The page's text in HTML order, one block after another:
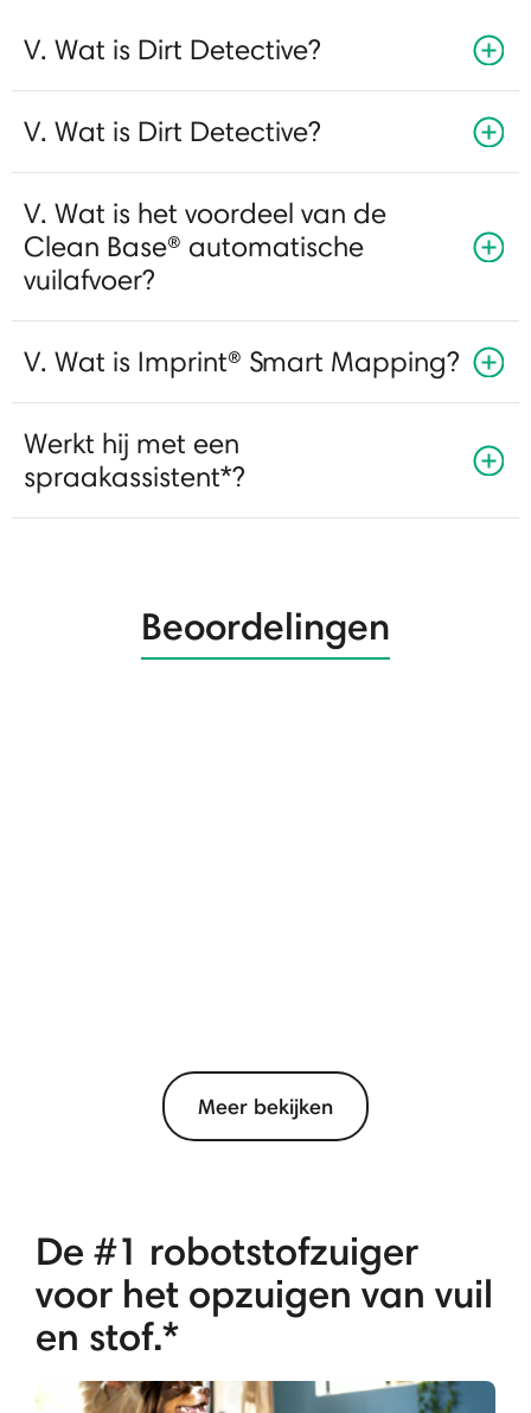
V. Wat is Dirt Detective?
V. Wat is Dirt Detective?
V. Wat is het voordeel van de
Clean Base® automatische
vuilafvoer?
V. Wat is Imprint® Smart Mapping?
Werkt hij met een
spraakassistent*?
Beoordelingen
Meer bekijken
De #1 robotstofzuiger
voor het opzuigen van vuil
en stof.*